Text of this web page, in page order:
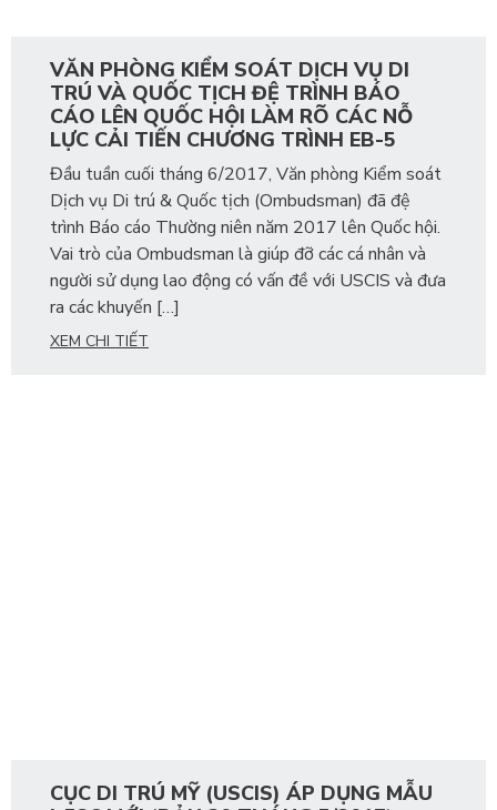
VĂN PHÒNG KIỂM SOÁT DỊCH VỤ DI
TRÚ VÀ QUỐC TỊCH ĐỆ TRÌNH BÁO
CÁO LÊN QUỐC HỘI LÀM RÕ CÁC NỖ
LỰC CẢI TIẾN CHƯƠNG TRÌNH EB-5
Đầu tuần cuối tháng 6/2017, Văn phòng Kiểm soát
Dịch vụ Di trú & Quốc tịch (Ombudsman) đã đệ
trình Báo cáo Thường niên năm 2017 lên Quốc hội.
Vai trò của Ombudsman là giúp đỡ các cá nhân và
người sử dụng lao động có vấn đề với USCIS và đưa
ra các khuyến […]
XEM CHI TIẾT
CỤC DI TRÚ MỸ (USCIS) ÁP DỤNG MẪU